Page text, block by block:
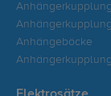
Anhängeböcke